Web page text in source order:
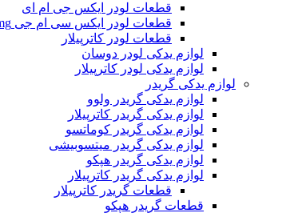
قطعات لودر ایکس جی ام ای
قطعات لودر ایکس سی ام جی xcmg
قطعات لودر کاترپیلار
لوازم یدکی لودر دوسان
لوازم یدکی لودر کاترپیلار
لوازم یدکی گریدر
لوازم یدکی گریدر ولوو
لوازم یدکی گریدر کاترپیلار
لوازم یدکی گریدر کوماتسو
لوازم یدکی گریدر میتسوبیشی
لوازم یدکی گریدر هپکو
لوازم یدکی گریدر کاترپیلار
قطعات گریدر کاترپیلار
قطعات گریدر هپکو